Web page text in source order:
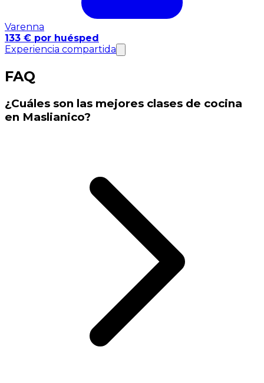
Varenna
133 € por huésped
Experiencia compartida
FAQ
¿Cuáles son las mejores clases de cocina
en Maslianico?